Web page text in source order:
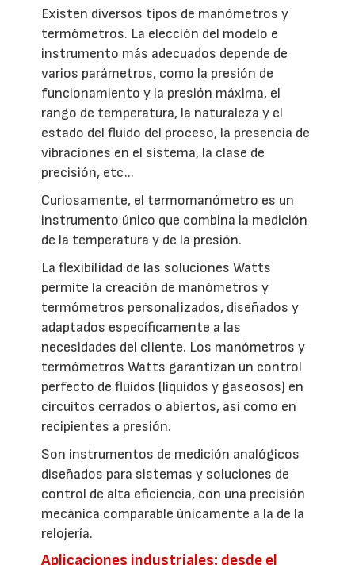
Existen diversos tipos de manómetros y
termómetros. La elección del modelo e
instrumento más adecuados depende de
varios parámetros, como la presión de
funcionamiento y la presión máxima, el
rango de temperatura, la naturaleza y el
estado del fluido del proceso, la presencia de
vibraciones en el sistema, la clase de
precisión, etc...
Curiosamente, el termomanómetro es un
instrumento único que combina la medición
de la temperatura y de la presión.
La flexibilidad de las soluciones Watts
permite la creación de manómetros y
termómetros personalizados, diseñados y
adaptados específicamente a las
necesidades del cliente. Los manómetros y
termómetros Watts garantizan un control
perfecto de fluidos (líquidos y gaseosos) en
circuitos cerrados o abiertos, así como en
recipientes a presión.
Son instrumentos de medición analógicos
diseñados para sistemas y soluciones de
control de alta eficiencia, con una precisión
mecánica comparable únicamente a la de la
relojería.
Aplicaciones industriales: desde el